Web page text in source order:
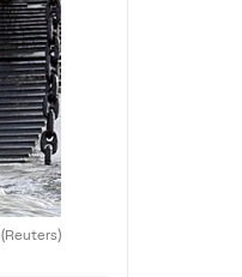
(Reuters)